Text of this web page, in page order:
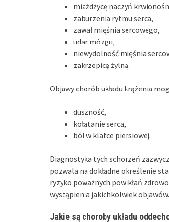
miażdżycę naczyń
zaburzenia rytmu serca,
zawał mięśnia sercowego,
udar mózgu,
niewydolność mięśnia
zakrzepicę żylną.
Objawy chorób układu krążenia
duszność,
kołatanie serca,
ból w klatce piersiowej.
Diagnostyka tych schorzeń
pozwala na dokładne określenie
ryzyko poważnych powikłań
wystąpienia jakichkolwiek objawów.
Jakie są choroby układu